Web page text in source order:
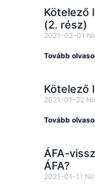
Kötelező
(2. rész)
2021-02-01
Tovább
Kötelező
2021-01-22
Tovább
ÁFA-
ÁFA?
2021-01-11